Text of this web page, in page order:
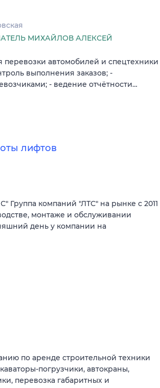
МИХАЙЛОВ АЛЕКСЕЙ
перевозки автомобилей и спецтехники
выполнения заказов; -
- ведение отчётности…
лифтов
компаний "ЛТС" на рынке с 2011
монтаже и обслуживании
день у компании на
по аренде строительной техники
погрузчики, автокраны,
перевозка габаритных и